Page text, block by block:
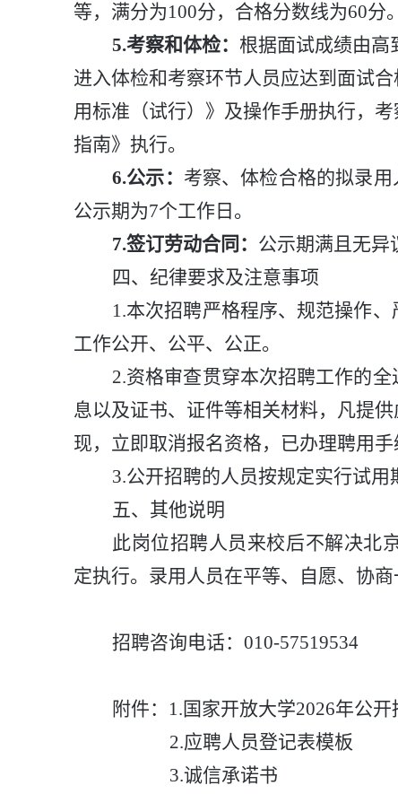
等， 满分为100分， 合格分数线为60分。
5.考察和体检： 根据面试成绩由高
进入体检和考察环节人员应达到面试合
用标准 （试行） 》及操作手册执行，
指南》执行。
6.公示： 考察、体检合格的拟录用
公示期为7个工作日。
7.签订劳动合同： 公示期满且无异
四、纪律要求及注意事项
1.本次招聘严格程序、规范操作
工作公开、公平、公正。
2.资格审查贯穿本次招聘工作的
息以及证书、证件等相关材料，凡提
现，立即取消报名资格，已办理聘用手
3.公开招聘的人员按规定实行试用
五、 其他说明
此岗位招聘人员 来校后不解决北
定执行。 录用 人员在平等、自愿、协
招聘咨询电话： 010-57519534
附件： 1.国家开放大学2026年公开
2.应聘人员登记表模板
3.诚信承诺书